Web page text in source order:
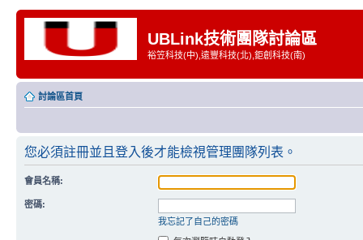
UBLink技術團隊討論區
裕笠科技(中),遠豐科技(北),鉅創科技(南)
討論區首頁
您必須註冊並且登入後才能檢視管理團隊列表。
會員名稱:
密碼:
我忘記了自己的密碼